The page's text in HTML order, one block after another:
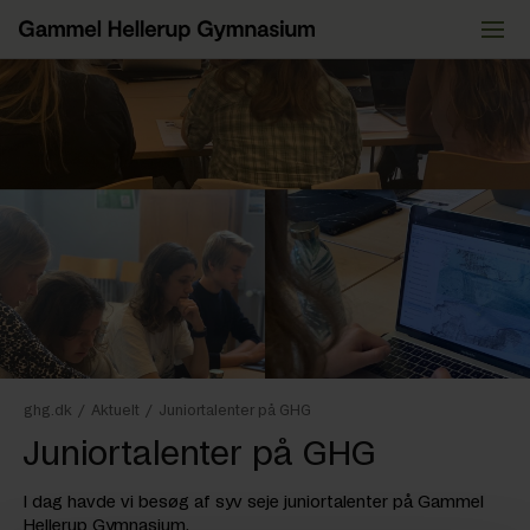
indhold
ghg.dk / Aktuelt / Juniortalenter på GHG
Juniortalenter på GHG
I dag havde vi besøg af syv seje juniortalenter på Gammel
Hellerup Gymnasium.